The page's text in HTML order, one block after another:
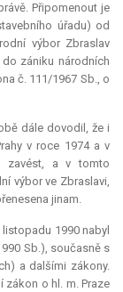
Připomenout je
úřadu) od
výbor Zbraslav
zániku národních
č. 111/1967 Sb., o
dále dovodil, že i
v roce 1974 a v
zavést, a v tomto
výbor ve Zbraslavi,
jinam.
1990 nabyl
Sb.), současně s
a dalšími zákony.
zákon o hl. m. Praze